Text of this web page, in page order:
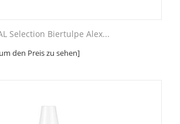
Selection Biertulpe Alex...
den Preis zu sehen]